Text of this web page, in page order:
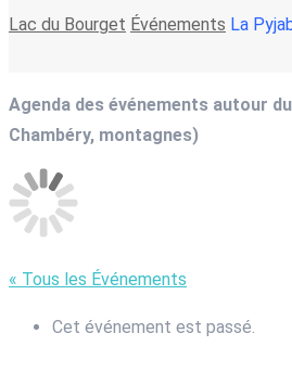
Lac du Bourget Événements La
Agenda des événements autour
Chambéry, montagnes)
« Tous les Événements
Cet événement est passé.